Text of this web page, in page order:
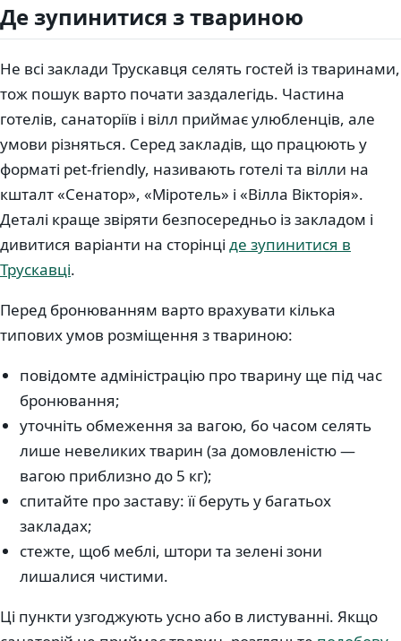
Де зупинитися з твариною
Не всі заклади Трускавця селять гостей із тваринами,
тож пошук варто почати заздалегідь. Частина
готелів, санаторіїв і вілл приймає улюбленців, але
умови різняться. Серед закладів, що працюють у
форматі pet-friendly, називають готелі та вілли на
кшталт «Сенатор», «Міротель» і «Вілла Вікторія».
Деталі краще звіряти безпосередньо із закладом і
дивитися варіанти на сторінці де зупинитися в
Трускавці.
Перед бронюванням варто врахувати кілька
типових умов розміщення з твариною:
повідомте адміністрацію про тварину ще під час
бронювання;
уточніть обмеження за вагою, бо часом селять
лише невеликих тварин (за домовленістю —
вагою приблизно до 5 кг);
спитайте про заставу: її беруть у багатьох
закладах;
стежте, щоб меблі, штори та зелені зони
лишалися чистими.
Ці пункти узгоджують усно або в листуванні. Якщо